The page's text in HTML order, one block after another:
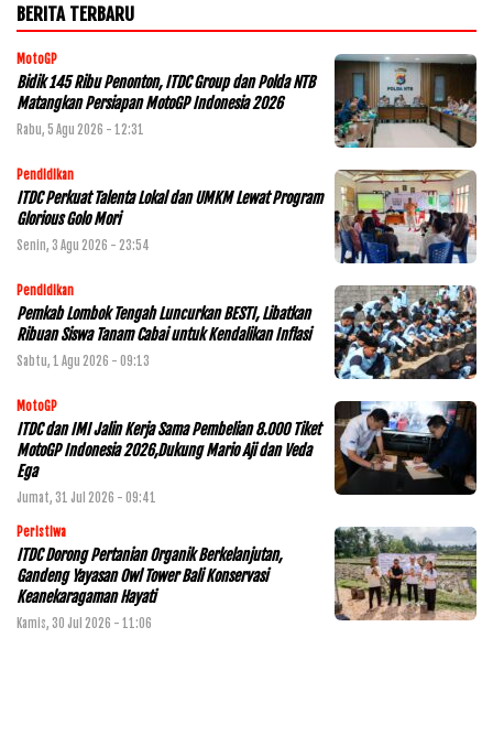
BERITA TERBARU
MotoGP
Bidik 145 Ribu Penonton, ITDC Group dan Polda NTB
Matangkan Persiapan MotoGP Indonesia 2026
Rabu, 5 Agu 2026 - 12:31
Pendidikan
ITDC Perkuat Talenta Lokal dan UMKM Lewat Program
Glorious Golo Mori
Senin, 3 Agu 2026 - 23:54
Pendidikan
Pemkab Lombok Tengah Luncurkan BESTI, Libatkan
Ribuan Siswa Tanam Cabai untuk Kendalikan Inflasi
Sabtu, 1 Agu 2026 - 09:13
MotoGP
ITDC dan IMI Jalin Kerja Sama Pembelian 8.000 Tiket
MotoGP Indonesia 2026,Dukung Mario Aji dan Veda
Ega
Jumat, 31 Jul 2026 - 09:41
Peristiwa
ITDC Dorong Pertanian Organik Berkelanjutan,
Gandeng Yayasan Owl Tower Bali Konservasi
Keanekaragaman Hayati
Kamis, 30 Jul 2026 - 11:06